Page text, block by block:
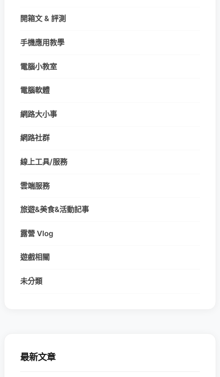
開箱文 & 評測
手機應用教學
電腦小教室
電腦軟體
網路大小事
網路社群
線上工具/服務
雲端服務
旅遊&美食&活動記事
露營 Vlog
遊戲相關
未分類
最新文章